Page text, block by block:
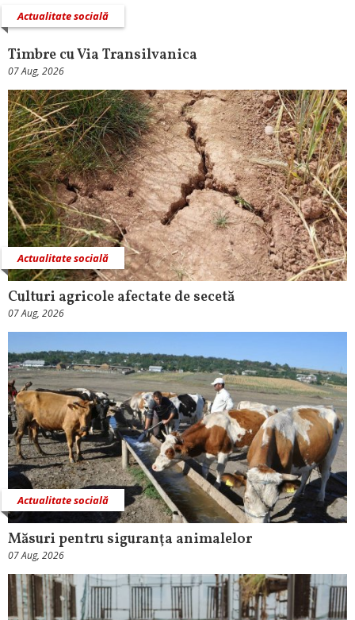
Actualitate socială
Timbre cu Via Transilvanica
07 Aug, 2026
Actualitate socială
Culturi agricole afectate de secetă
07 Aug, 2026
Actualitate socială
Măsuri pentru siguranţa animalelor
07 Aug, 2026